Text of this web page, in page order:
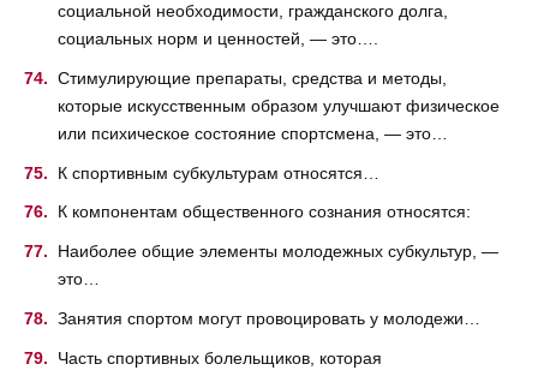
социальной необходимости, гражданского долга,
социальных норм и ценностей, — это….
Стимулирующие препараты, средства и методы,
которые искусственным образом улучшают физическое
или психическое состояние спортсмена, — это…
К спортивным субкультурам относятся…
К компонентам общественного сознания относятся:
Наиболее общие элементы молодежных субкультур, —
это…
Занятия спортом могут провоцировать у молодежи…
Часть спортивных болельщиков, которая